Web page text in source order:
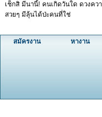
เช็กสิ มีนานี้! คนเกิดวันใด ดวงคว
สวยๆ มีลุ้นได้ป่ะคนที่ใช่
สมัครงาน หางาน